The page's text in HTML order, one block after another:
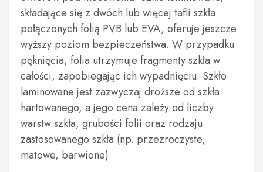
składające się z dwóch lub więcej tafli szkła
połączonych folią PVB lub EVA, oferuje jeszcze
wyższy poziom bezpieczeństwa. W przypadku
pęknięcia, folia utrzymuje fragmenty szkła w
całości, zapobiegając ich wypadnięciu. Szkło
laminowane jest zazwyczaj droższe od szkła
hartowanego, a jego cena zależy od liczby
warstw szkła, grubości folii oraz rodzaju
zastosowanego szkła (np. przezroczyste,
matowe, barwione).